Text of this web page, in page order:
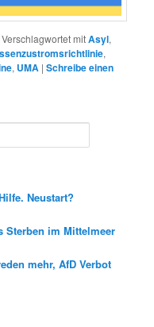
Verschlagwortet mitAsyl,
,
, UMA |Schreibe einen
Neustart?
Sterben im Mittelmeer
mehr, AfD Verbot